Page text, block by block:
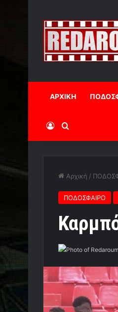
ΑΡΧΙΚΗ
Log InΑναζήτηση
Αρχική /
ΠΟΔΟΣΦΑΙΡΟ